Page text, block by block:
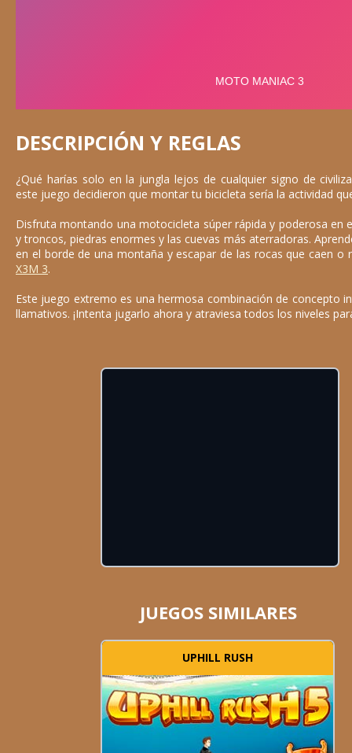
DESCRIPCIÓN Y REGLAS
¿Qué harías solo en la jungla lejos de cualquier signo de
este juego decidieron que montar tu bicicleta sería la actividad
Disfruta montando una motocicleta súper rápida y poderosa en
y troncos, piedras enormes y las cuevas más aterradoras.
en el borde de una montaña y escapar de las rocas que caen o
X3M 3.
Este juego extremo es una hermosa combinación de concepto
llamativos. ¡Intenta jugarlo ahora y atraviesa todos los niveles
JUEGOS SIMILARES
UPHILL RUSH